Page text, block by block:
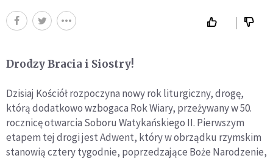
Drodzy Bracia i Siostry!
Dzisiaj Kościół rozpoczyna nowy rok liturgiczny, drogę,
którą dodatkowo wzbogaca Rok Wiary, przeżywany w 50.
rocznicę otwarcia Soboru Watykańskiego II. Pierwszym
etapem tej drogi jest Adwent, który w obrządku rzymskim
stanowią cztery tygodnie, poprzedzające Boże Narodzenie,